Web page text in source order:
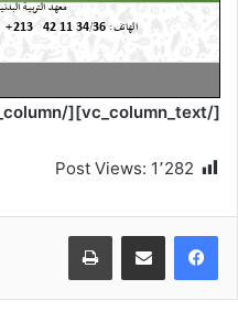
[/vc_column_text][/vc_column][/vc_row]
Post Views: 1٬282
طباعة